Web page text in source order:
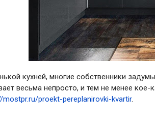
кухней, многие собственники
весьма непросто, и тем не менее
mostpr.ru/proekt-pereplanirovki-kvartir.